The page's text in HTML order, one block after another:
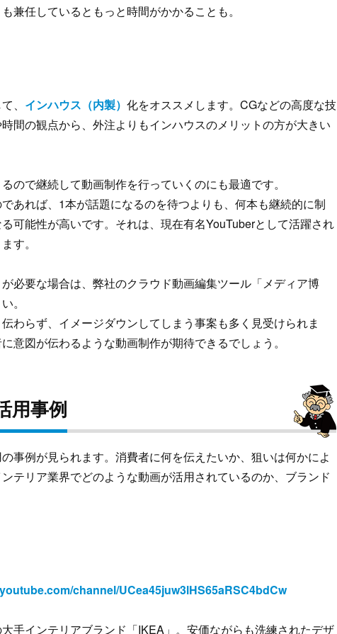
兼任しているともっと時間がかかることも。
、 インハウス（内製） 化をオススメします。CGなどの高度な技
間の観点から、外注よりもインハウスのメリットの方が大きい
ので継続して動画制作を行っていくのにも最適です。
あれば、1本が話題になるのを待つよりも、何本も継続的に制
可能性が高いです。それは、現在有名YouTuberとして活躍され
す。
必要な場合は、弊社のクラウド動画編集ツール「メディア博
。
わらず、イメージダウンしてしまう事案も多く見受けられま
意図が伝わるような動画制作が期待できるでしょう。
用事例
事例が見られます。消費者に何を伝えたいか、狙いは何かによ
テリア業界でどのような動画が活用されているのか、ブランド
channel/UCea45juw3lHS65aRSC4bdCw
手インテリアブランド「IKEA」。安価ながらも洗練されたデザ